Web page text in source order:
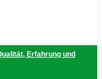
Erfahrung und